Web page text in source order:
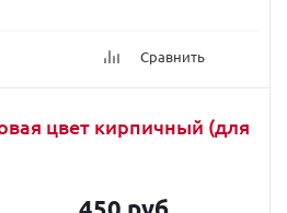
Сравнить
цвет кирпичный (для